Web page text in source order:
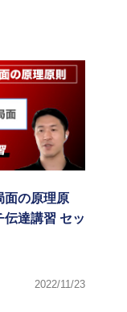
面の原理原
伝達講習 セッ
2022/11/23